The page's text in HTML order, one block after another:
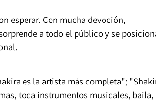
esperar. Con mucha devoción,
a todo el público y se
es la artista más completa";
toca instrumentos musicales, baila,